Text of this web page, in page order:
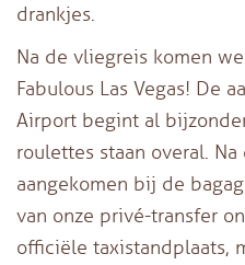
drankjes.
Na de vliegreis komen
Fabulous Las Vegas! De
Airport begint al
roulettes staan overal.
aangekomen bij de
van onze privé-transfer
officiële taxistandplaats,